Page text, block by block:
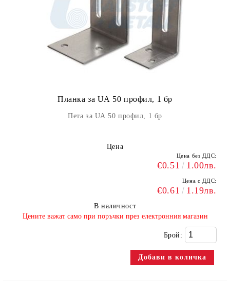
Планка за UА 50 профил, 1 бр
Пета за UА 50 профил, 1 бр
Цена
Цена без ДДС:
€0.51 1.00лв.
Цена с ДДС:
€0.61 1.19лв.
В наличност
​Цените важат само при поръчки през електронния магазин
Брой: